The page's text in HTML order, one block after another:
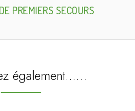
PREMIERS SECOURS
également...…